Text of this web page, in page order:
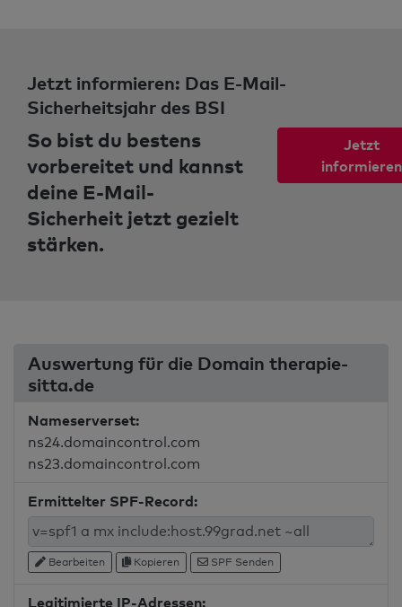
Jetzt informieren: Das E-Mail-
Sicherheitsjahr des BSI
So bist du bestens
vorbereitet und kannst
deine E-Mail-
Sicherheit jetzt gezielt
stärken.
Jetzt
informieren
Auswertung für die Domain therapie-
sitta.de
Nameserverset:
ns24.domaincontrol.com
ns23.domaincontrol.com
Ermittelter SPF-Record:
Bearbeiten Kopieren SPF Senden
Legitimierte IP-Adressen: